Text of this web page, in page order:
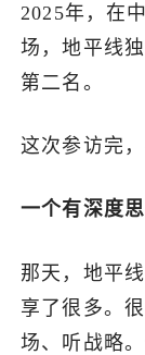
2025年，在
场，地平线
第二名。
这次参访完
一个有深度
那天，地平
享了很多。
场、听战略